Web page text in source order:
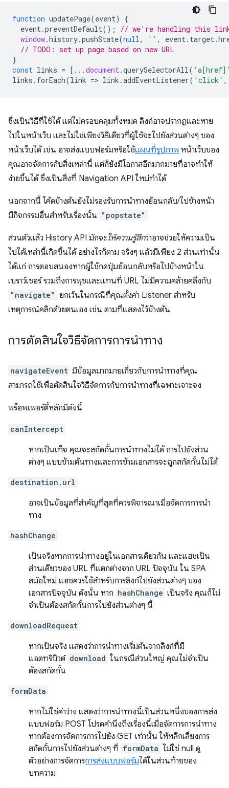
function updatePage(event)
{
event.preventDefault();
// we're handling this
window.history.pushState(null, '' , event. target.
// TODO: set up page based on new URL
}
const links = [...document.querySelectorAll(
links . forEach(link => link .addEventListener( 'click' ,
ซึ่งเป็นวิธีที่ใช้ได้ แต่ไม่ครอบคลุมทั้งหมด ลิงก์อาจปรากฏและหาย
ไปในหน้าเว็บ และไม่ใช่เพียงวิธีเดียวที่ผู้ใช้จะไปยังส่วนต่างๆ ของ
หน้าเว็บได้ เช่น อาจส่งแบบฟอร์มหรือใช้แผนที่รูปภาพ หน้าเว็บของ
คุณอาจจัดการกับสิ่งเหล่านี้ แต่ก็ยังมีโอกาสอีกมากมายที่อาจทำให้
ง่ายขึ้นได้ ซึ่งเป็นสิ่งที่ Navigation API ใหม่ทำได้
นอกจากนี้ โค้ดข้างต้นยังไม่รองรับการนำทางย้อนกลับ/ไปข้างหน้า
มีกิจกรรมอื่นสำหรับเรื่องนั้น "popstate"
ส่วนตัวแล้ว History API มักจะให้ความรู้สึกว่าอาจช่วยให้ความเป็น
ไปได้เหล่านี้เกิดขึ้นได้ อย่างไรก็ตาม จริงๆ แล้วมีเพียง 2 ส่วนเท่านั้น
ได้แก่ การตอบสนองหากผู้ใช้กดปุ่มย้อนกลับหรือไปข้างหน้าใน
เบราว์เซอร์ รวมถึงการพุชและแทนที่ URL ไม่มีความคล้ายคลึงกับ
"navigate" ยกเว้นในกรณีที่คุณตั้งค่า Listener สำหรับ
เหตุการณ์คลิกด้วยตนเอง เช่น ตามที่แสดงไว้ข้างต้น
การตัดสินใจวิธีจัดการการนำทาง
navigateEvent มีข้อมูลมากมายเกี่ยวกับการนําทางที่คุณ
สามารถใช้เพื่อตัดสินใจวิธีจัดการกับการนําทางที่เฉพาะเจาะจง
พร็อพเพอร์ตี้หลักมีดังนี้
canIntercept
หากเป็นเท็จ คุณจะสกัดกั้นการนำทางไม่ได้ การไปยังส่วน
ต่างๆ แบบข้ามต้นทางและการข้ามเอกสารจะถูกสกัดกั้นไม่ได้
destination.url
อาจเป็นข้อมูลที่สำคัญที่สุดที่ควรพิจารณาเมื่อจัดการการนำ
ทาง
hashChange
เป็นจริงหากการนำทางอยู่ในเอกสารเดียวกัน และแฮชเป็น
ส่วนเดียวของ URL ที่แตกต่างจาก URL ปัจจุบัน ใน SPA
สมัยใหม่ แฮชควรใช้สำหรับการลิงก์ไปยังส่วนต่างๆ ของ
เอกสารปัจจุบัน ดังนั้น หาก hashChange เป็นจริง คุณก็ไม่
จำเป็นต้องสกัดกั้นการไปยังส่วนต่างๆ นี้
downloadRequest
หากเป็นจริง แสดงว่าการนำทางเริ่มต้นจากลิงก์ที่มี
แอตทริบิวต์ download ในกรณีส่วนใหญ่ คุณไม่จำเป็น
ต้องสกัดกั้น
formData
หากไม่ใช่ค่าว่าง แสดงว่าการนำทางนี้เป็นส่วนหนึ่งของการส่ง
แบบฟอร์ม POST โปรดคำนึงถึงเรื่องนี้เมื่อจัดการการนำทาง
หากต้องการจัดการการไปยัง GET เท่านั้น ให้หลีกเลี่ยงการ
สกัดกั้นการไปยังส่วนต่างๆ ที่ formData ไม่ใช่ null ดู
ตัวอย่างการจัดการการส่งแบบฟอร์มได้ในส่วนท้ายของ
บทความ